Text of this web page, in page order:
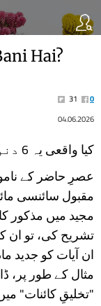
Hai?
31
0
04.06.2026
کیا واقعی یہ 6 دنوں میں بنی ہے؟
عصرِ حاضر کے
مقبول سائنسی
مجید میں مذکور
تشریح کی، تو ان
ان آیات کو جدید
مثال کے طور پر،
"تخلیقِ کائنات"